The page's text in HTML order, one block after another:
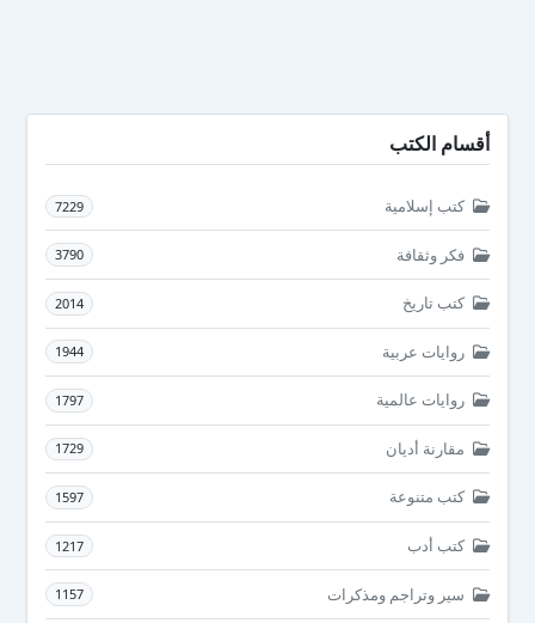
أقسام الكتب
كتب إسلامية 7229
فكر وثقافة 3790
كتب تاريخ 2014
روايات عربية 1944
روايات عالمية 1797
مقارنة أديان 1729
كتب متنوعة 1597
كتب أدب 1217
سير وتراجم ومذكرات 1157